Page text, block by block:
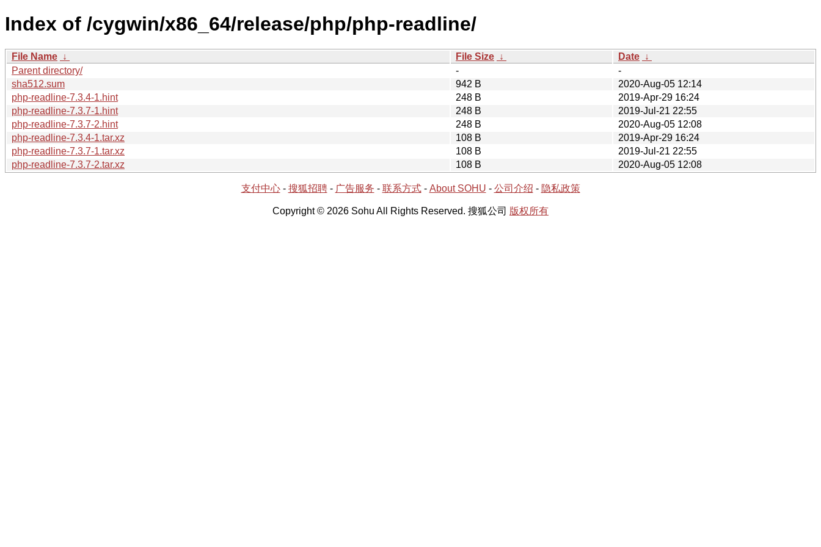
Index of /cygwin/x86_64/release/php/php-readline/
File Name ↓ File Size ↓ Date ↓
Parent directory/
-
-
sha512.sum
942 B
2020-Aug-05 12:14
php-readline-7.3.4-1.hint
248 B
2019-Apr-29 16:24
php-readline-7.3.7-1.hint
248 B
2019-Jul-21 22:55
php-readline-7.3.7-2.hint
248 B
2020-Aug-05 12:08
php-readline-7.3.4-1.tar.xz
108 B
2019-Apr-29 16:24
php-readline-7.3.7-1.tar.xz
108 B
2019-Jul-21 22:55
php-readline-7.3.7-2.tar.xz
108 B 2020-Aug-05 12:08
支付中心- 搜狐招聘- 广告服务 - 联系方式- About SOHU - 公司介绍 - 隐私政策
Copyright © 2026 Sohu All Rights Reserved. 搜狐公司 版权所有